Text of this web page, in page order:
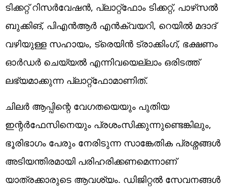
ടിക്കറ്റ് റിസർവേഷൻ, പ്ലാറ്റ്‌ഫോം ടിക്കറ്റ്, പാഴ്‌സൽ
ബുക്കിങ്, പിഎൻആർ എൻക്വയറി, റെയിൽ മദാദ്
വഴിയുള്ള സഹായം, ട്രെയിൻ ട്രാക്കിംഗ്, ഭക്ഷണം
ഓർഡർ ചെയ്യൽ എന്നിവയെല്ലാം ഒരിടത്ത്
ലഭ്യമാക്കുന്ന പ്ലാറ്റ്‌ഫോമാണിത്.
ചിലർ ആപ്പിന്റെ വേഗതയെയും പുതിയ
ഇന്റർഫേസിനെയും പ്രശംസിക്കുന്നുണ്ടെങ്കിലും,
ഭൂരിഭാഗം പേരും നേരിടുന്ന സാങ്കേതിക പ്രശ്നങ്ങൾ
അടിയന്തിരമായി പരിഹരിക്കണമെന്നാണ്
യാത്രക്കാരുടെ ആവശ്യം. ഡിജിറ്റൽ സേവനങ്ങൾ